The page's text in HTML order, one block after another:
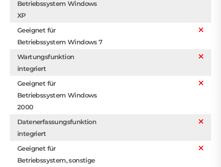
Betriebssystem Windows
XP
Geeignet für
Betriebssystem Windows 7
Wartungsfunktion
integriert
Geeignet für
Betriebssystem Windows
2000
Datenerfassungsfunktion
integriert
Geeignet für
Betriebssystem, sonstige